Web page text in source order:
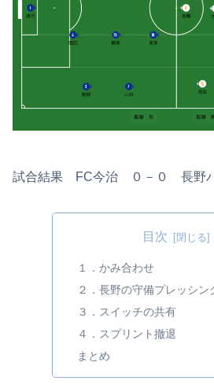
試合結果 FC今治 ０－０ 長野
目次
１．かみ合わせ
２．長野の守備プレッシン
３．スイッチの共有
４．スプリント撤退
まとめ